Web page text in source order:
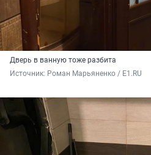
Дверь в ванную тоже разбита
Источник: Роман Марьяненко / E1.RU